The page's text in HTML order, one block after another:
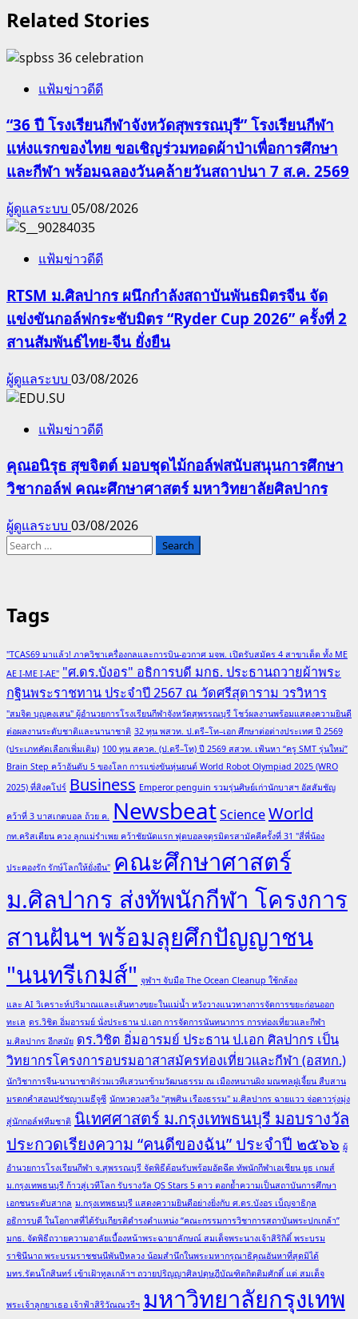
Related Stories
แฟ้มข่าวดีดี
“36 ปี โรงเรียนกีฬาจังหวัดสุพรรณบุรี” โรงเรียนกีฬา
แห่งแรกของไทย ขอเชิญร่วมทอดผ้าป่าเพื่อการศึกษา
และกีฬา พร้อมฉลองวันคล้ายวันสถาปนา 7 ส.ค. 2569
ผู้ดูแลระบบ 05/08/2026
แฟ้มข่าวดีดี
RTSM ม.ศิลปากร ผนึกกำลังสถาบันพันธมิตรจีน จัด
แข่งขันกอล์ฟกระชับมิตร “Ryder Cup 2026” ครั้งที่ 2
สานสัมพันธ์ไทย-จีน ยั่งยืน
ผู้ดูแลระบบ 03/08/2026
แฟ้มข่าวดีดี
คุณอนิรุธ สุขจิตต์ มอบชุดไม้กอล์ฟสนับสนุนการศึกษา
วิชากอล์ฟ คณะศึกษาศาสตร์ มหาวิทยาลัยศิลปากร
ผู้ดูแลระบบ 03/08/2026
Search
Tags
"TCAS69 มาแล้ว! ภาควิชาเครื่องกลและการบิน-อวกาศ มจพ. เปิดรับสมัคร 4 สาขาเด็ด ทั้ง ME
AE I-ME I-AE" "ศ.ดร.บังอร" อธิการบดี มกธ. ประธานถวายผ้าพระ
กฐินพระราชทาน ประจำปี 2567 ณ วัดศรีสุดาราม วรวิหาร
"สมจิต บุญคงเสน" ผู้อำนวยการโรงเรียนกีฬาจังหวัดสุพรรณบุรี โชว์ผลงานพร้อมแสดงความยินดี
ต่อผลงานระดับชาติและนานาชาติ 32 ทุน พสวท. ป.ตรี–โท–เอก ศึกษาต่อต่างประเทศ ปี 2569
(ประเภทคัดเลือกเพิ่มเติม) 100 ทุน สควค. (ป.ตรี–โท) ปี 2569 สสวท. เฟ้นหา “ครู SMT รุ่นใหม่”
Brain Step คว้าอันดับ 5 ของโลก การแข่งขันหุ่นยนต์ World Robot Olympiad 2025 (WRO
2025) ที่สิงคโปร์ Business Emperor penguin รวมรุ่นศิษย์เก่านักบาสฯ อัสสัมชัญ
คว้าที่ 3 บาสเกตบอล ถ้วย ค. NewsbeatScienceWorld
กท.คริสเตียน ควง ลูกแม่รำเพย คว้าชัยนัดแรก ฟุตบอลจตุรมิตรสามัคคีครั้งที่ 31 "สี่พี่น้อง
ประคองรัก รักษ์โลกให้ยั่งยืน" คณะศึกษาศาสตร์
ม.ศิลปากร ส่งทัพนักกีฬา โครงการ
สานฝันฯ พร้อมลุยศึกปัญญาชน
"นนทรีเกมส์" จุฬาฯ จับมือ The Ocean Cleanup ใช้กล้อง
และ AI วิเคราะห์ปริมาณและเส้นทางขยะในแม่น้ำ หวังวางแนวทางการจัดการขยะก่อนออก
ทะเล ดร.วิชิต อิ่มอารมย์ นั่งประธาน ป.เอก การจัดการนันทนาการ การท่องเที่ยวและกีฬา
ม.ศิลปากร อีกสมัย ดร.วิชิต อิ่มอารมย์ ประธาน ป.เอก ศิลปากร เป็น
วิทยากรโครงการอบรมอาสาสมัครท่องเที่ยวและกีฬา (อสทก.)
นักวิชาการจีน-นานาชาติร่วมเวทีเสวนาข้ามวัฒนธรรม ณ เมืองหนานผิง มณฑลฝูเจี้ยน สืบสาน
มรดกคำสอนปรัชญาเมธีจูซี นักหวดวงสวิง "สุพศิน เรืองธรรม" ม.ศิลปากร ฉายแวว จ่อดาวรุ่งมุ่ง
สู่นักกอล์ฟทีมชาติ นิเทศศาสตร์ ม.กรุงเทพธนบุรี มอบรางวัล
ประกวดเรียงความ “คนดีของฉัน” ประจำปี ๒๕๖๖ ผู้
อำนวยการโรงเรียนกีฬา จ.สุพรรณบุรี จัดพิธีต้อนรับพร้อมอัดฉีด ทัพนักกีฬาเอเชียน ยูธ เกมส์
ม.กรุงเทพธนบุรี ก้าวสู่เวทีโลก รับรางวัล QS Stars 5 ดาว ตอกย้ำความเป็นสถาบันการศึกษา
เอกชนระดับสากล ม.กรุงเทพธนบุรี แสดงความยินดีอย่างยิ่งกับ ศ.ดร.บังอร เบ็ญจาธิกุล
อธิการบดี ในโอกาสที่ได้รับเกียรติดำรงตำแหน่ง “คณะกรรมการวิชาการสถาบันพระปกเกล้า”
มกธ. จัดพิธีถวายความอาลัยเบื้องหน้าพระฉายาลักษณ์ สมเด็จพระนางเจ้าสิริกิติ์ พระบรม
ราชินีนาถ พระบรมราชชนนีพันปีหลวง น้อมสำนึกในพระมหากรุณาธิคุณอันหาที่สุดมิได้
มทร.รัตนโกสินทร์ เข้าเฝ้าทูลเกล้าฯ ถวายปริญญาศิลปดุษฎีบัณฑิตกิตติมศักดิ์ แด่ สมเด็จ
พระเจ้าลูกยาเธอ เจ้าฟ้าสิริวัณณวรีฯ มหาวิทยาลัยกรุงเทพ